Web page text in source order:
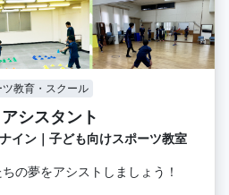
ツ教育・スクール
シスタント
イン｜子ども向けスポーツ教室
の夢をアシストしましょう！